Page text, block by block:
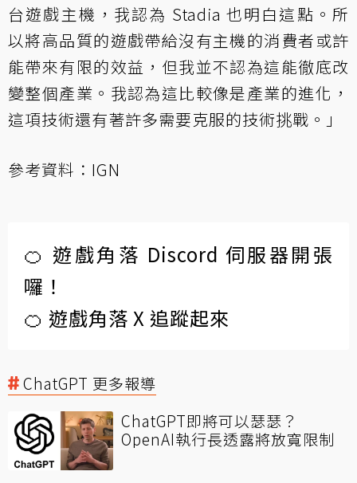
台遊戲主機，我認為 Stadia 也明白這點。所
以將高品質的遊戲帶給沒有主機的消費者或許
能帶來有限的效益，但我並不認為這能徹底改
變整個產業。我認為這比較像是產業的進化，
這項技術還有著許多需要克服的技術挑戰。」
參考資料： IGN
🍊 遊戲角落 Discord 伺服器開張
囉！
🍊 遊戲角落 X 追蹤起來
ChatGPT 更多報導
ChatGPT即將可以瑟瑟？
OpenAI執行長透露將放寬限制